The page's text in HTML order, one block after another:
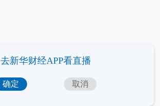
去新华财经APP看直播
确定 取消